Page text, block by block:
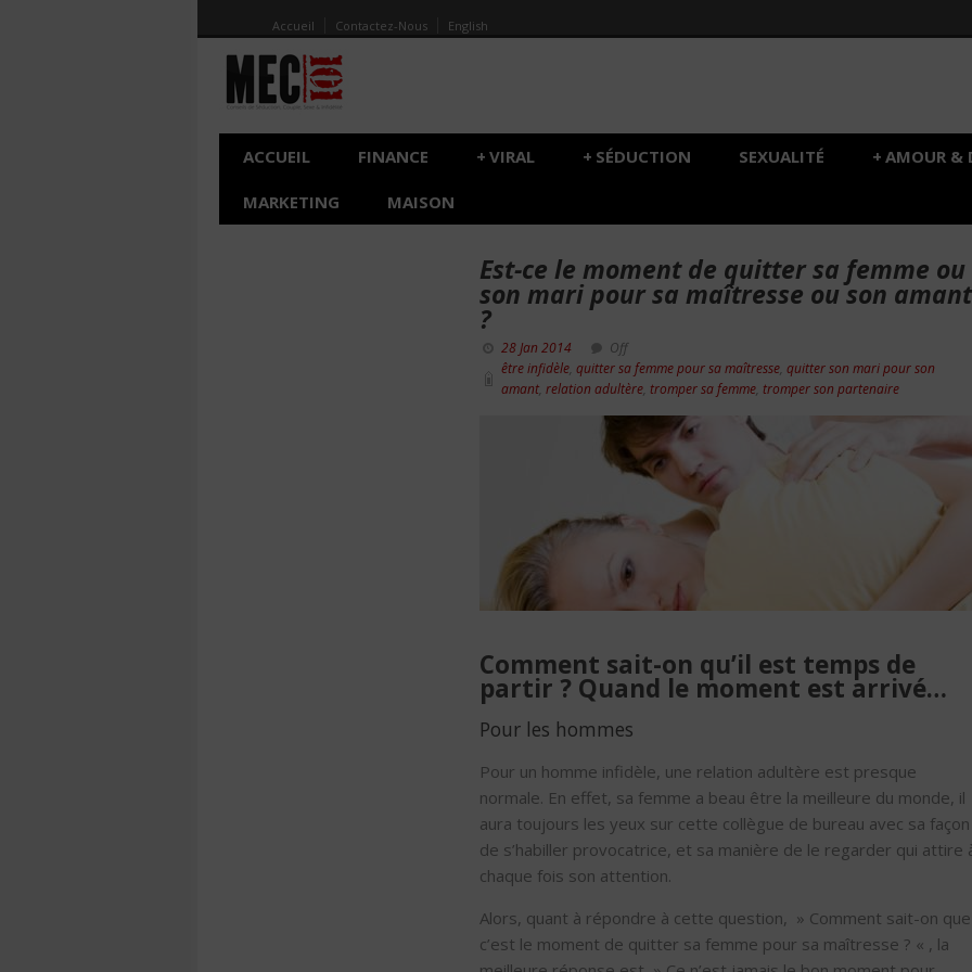
Accueil Contactez-Nous English
ACCUEIL FINANCE VIRAL
+ SÉDUCTION
+ SEXUALITÉ AMOUR &
+
MARKETING MAISON
Est-ce le moment de quitter sa femme ou
son mari pour sa maîtresse ou son amant
?
28 Jan 2014
Off
être infidèle quitter sa femme pour sa maîtresse quitter son mari pour son
amant relation adultère tromper sa femme tromper son partenaire
Comment sait-on qu’il est temps de
partir ? Quand le moment est arrivé…
Pour les hommes
Pour un homme infidèle, une relation adultère est presque
normale. En effet, sa femme a beau être la meilleure du monde, il
aura toujours les yeux sur cette collègue de bureau avec sa façon
de s’habiller provocatrice, et sa manière de le regarder qui attire
chaque fois son attention.
Alors, quant à répondre à cette question, » Comment sait-on que
c’est le moment de quitter sa femme pour sa maîtresse ? « , la